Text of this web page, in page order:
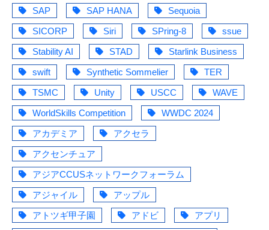
SAP
SAP HANA
Sequoia
SICORP
Siri SPring-8
ssue
Stability AI
STAD
Starlink Business
swift
Synthetic Sommelier
TER
TSMC
Unity USCC
WAVE
WorldSkills Competition
WWDC 2024
アカデミア
アクセラ
アクセンチュア
アジアCCUSネットワークフォーラム
アジャイル
アップル
アトツギ甲子園
アドビ
アプリ